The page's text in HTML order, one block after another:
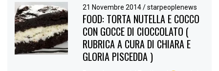
21 Novembre 2014/ starpeoplenews
FOOD: TORTA NUTELLA E COCCO
CON GOCCE DI CIOCCOLATO (
RUBRICA A CURA DI CHIARA E
GLORIA PISCEDDA )